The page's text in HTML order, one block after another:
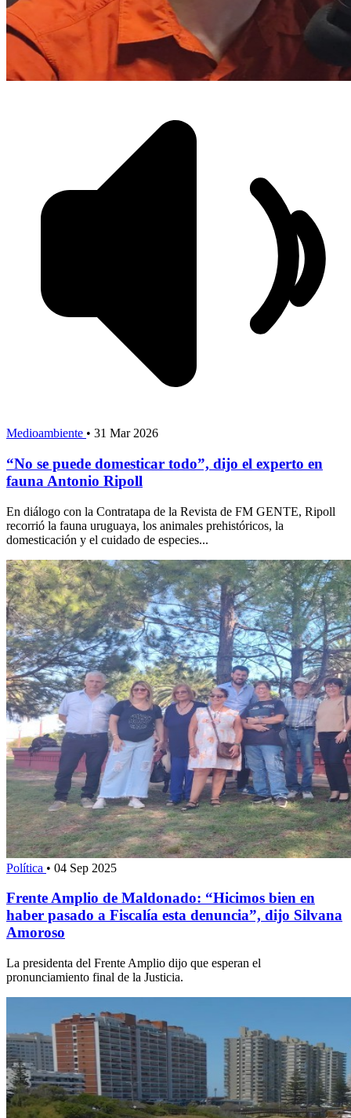
Medioambiente • 31 Mar 2026
“No se puede domesticar todo”, dijo el experto en
fauna Antonio Ripoll
En diálogo con la Contratapa de la Revista de FM GENTE, Ripoll
recorrió la fauna uruguaya, los animales prehistóricos, la
domesticación y el cuidado de especies...
Política • 04 Sep 2025
Frente Amplio de Maldonado: “Hicimos bien en
haber pasado a Fiscalía esta denuncia”, dijo Silvana
Amoroso
La presidenta del Frente Amplio dijo que esperan el
pronunciamiento final de la Justicia.